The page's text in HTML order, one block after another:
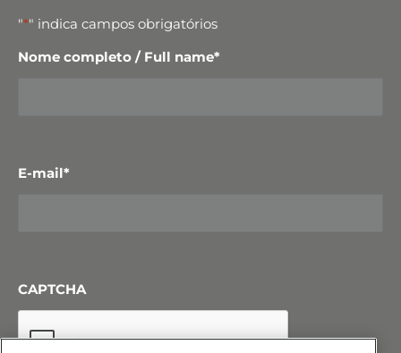
"*" indica campos obrigatórios
Nome completo / Full name*
E-mail*
CAPTCHA